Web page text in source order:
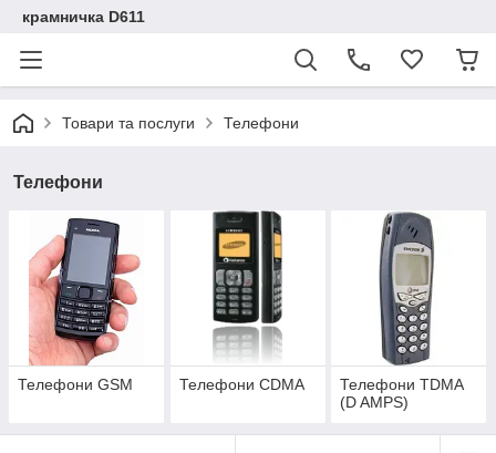
крамничка D611
Товари та послуги Телефони
Телефони
Телефони GSM Телефони CDMA
Телефони TDMA
(D AMPS)